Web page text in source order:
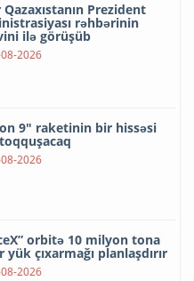
Qazaxıstanın Prezident
rəhbərinin
ilə görüşüb
2026
9" raketinin bir hissəsi
2026
orbitə 10 milyon tona
yük çıxarmağı planlaşdırır
2026